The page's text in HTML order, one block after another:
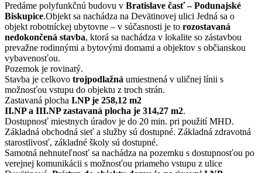
Predáme polyfunkčnú budovu v Bratislave časť – Podunajské
Biskupice.Objekt sa nachádza na Devätinovej ulici Jedná sa o
objekt robotníckej ubytovne – v súčasnosti je to rozostavaná
nedokončená stavba, ktorá sa nachádza v lokalite so zástavbou
prevažne rodinnými a bytovými domami a objektov s občianskou
vybavenosťou.
Pozemok je rovinatý.
Stavba je celkovo trojpodlažná umiestnená v uličnej línii s
možnosťou vstupu do objektu z troch strán.
Zastavaná plocha I.NP je 258,12 m2
II.NP a III.NP zastavaná plocha je 314,27 m2.
Dostupnosť miestnych úradov je do 20 min. pri použití MHD.
Základná obchodná sieť a služby sú dostupné. Základná zdravotná
starostlivosť, základné školy sú dostupné.
Samotná nehnuteľnosť sa nachádza na pozemku s dostupnosťou po
verejnej komunikácii s možnosťou priameho vstupu z ulice